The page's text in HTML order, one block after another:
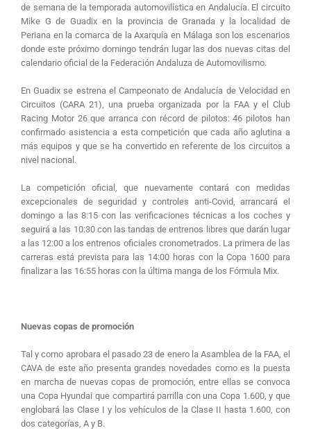
de semana de la temporada automovilística en Andalucía. El circuito
Mike G de Guadix en la provincia de Granada y la localidad de
Periana en la comarca de la Axarquía en Málaga son los escenarios
donde este próximo domingo tendrán lugar las dos nuevas citas del
calendario oficial de la Federación Andaluza de Automovilismo.
En Guadix se estrena el Campeonato de Andalucía de Velocidad en
Circuitos (CARA 21), una prueba organizada por la FAA y el Club
Racing Motor 26 que arranca con récord de pilotos: 46 pilotos han
confirmado asistencia a esta competición que cada año aglutina a
más equipos y que se ha convertido en referente de los circuitos a
nivel nacional.
La competición oficial, que nuevamente contará con medidas
excepcionales de seguridad y controles anti-Covid, arrancará el
domingo a las 8:15 con las verificaciones técnicas a los coches y
seguirá a las 10:30 con las tandas de entrenos libres que darán lugar
a las 12:00 a los entrenos oficiales cronometrados. La primera de las
carreras está prevista para las 14:00 horas con la Copa 1600 para
finalizar a las 16:55 horas con la última manga de los Fórmula Mix.
Nuevas copas de promoción
Tal y como aprobara el pasado 23 de enero la Asamblea de la FAA, el
CAVA de este año presenta grandes novedades como es la puesta
en marcha de nuevas copas de promoción, entre ellas se convoca
una Copa Hyundai que compartirá parrilla con una Copa 1.600, y que
englobará las Clase I y los vehículos de la Clase II hasta 1.600, con
dos categorías, A y B.